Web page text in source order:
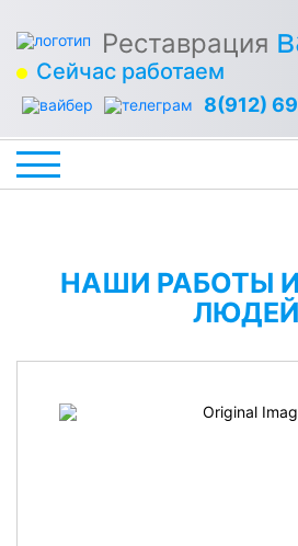
Реставрация
Сейчас работаем
8(912)
НАШИ РАБОТЫ
ЛЮДЕЙ